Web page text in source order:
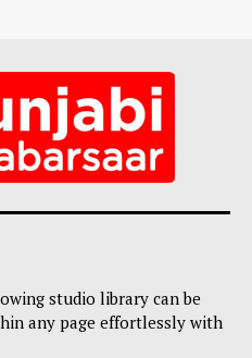
studio library can be
any page effortlessly with